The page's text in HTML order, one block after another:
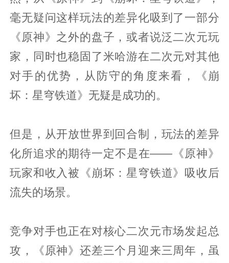
毫无疑问这样玩法的差异化吸到了一部分
《原神》之外的盘子，或者说泛二次元玩
家，同时也稳固了米哈游在二次元对其他
对手的优势，从防守的角度来看，《崩
坏：星穹铁道》无疑是成功的。
但是，从开放世界到回合制，玩法的差异
化所追求的期待一定不是在——《原神》
玩家和收入被《崩坏：星穹铁道》吸收后
流失的场景。
竞争对手也正在对核心二次元市场发起总
攻，《原神》还差三个月迎来三周年，虽